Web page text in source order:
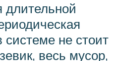
не стоит
весь мусор,